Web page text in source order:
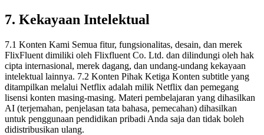
7. Kekayaan Intelektual
7.1 Konten Kami Semua fitur, fungsionalitas, desain, dan merek
FlixFluent dimiliki oleh Flixfluent Co. Ltd. dan dilindungi oleh hak
cipta internasional, merek dagang, dan undang-undang kekayaan
intelektual lainnya. 7.2 Konten Pihak Ketiga Konten subtitle yang
ditampilkan melalui Netflix adalah milik Netflix dan pemegang
lisensi konten masing-masing. Materi pembelajaran yang dihasilkan
AI (terjemahan, penjelasan tata bahasa, pemecahan) dihasilkan
untuk penggunaan pendidikan pribadi Anda saja dan tidak boleh
didistribusikan ulang.